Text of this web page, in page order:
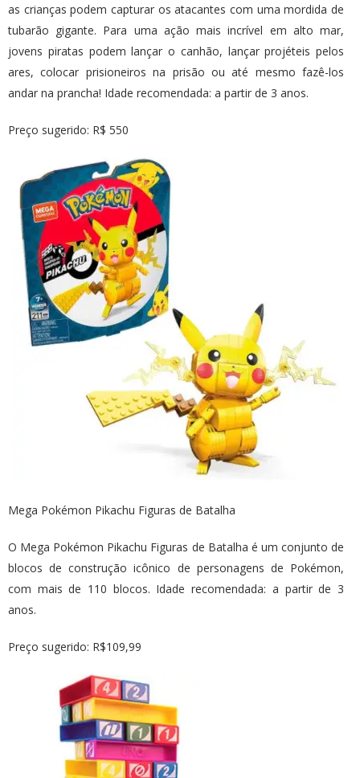
as crianças podem capturar os atacantes com uma mordida de
tubarão gigante. Para uma ação mais incrível em alto mar,
jovens piratas podem lançar o canhão, lançar projéteis pelos
ares, colocar prisioneiros na prisão ou até mesmo fazê-los
andar na prancha! Idade recomendada: a partir de 3 anos.
Preço sugerido: R$ 550
Mega Pokémon Pikachu Figuras de Batalha
O Mega Pokémon Pikachu Figuras de Batalha é um conjunto de
blocos de construção icônico de personagens de Pokémon,
com mais de 110 blocos. Idade recomendada: a partir de 3
anos.
Preço sugerido: R$109,99